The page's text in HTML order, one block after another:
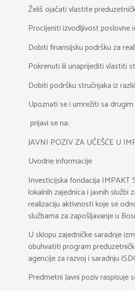
Želiš ojačati vlastite
Procijeniti izvodljivost poslovne
Dobiti finansijsku podršku za
Pokrenuti ili unaprijediti vlastiti
Dobiti podršku stručnjaka iz
Upoznati se i umrežiti sa
prijavi se na:
JAVNI POZIV ZA UČEŠĆE U
Uvodne informacije
Investicijska fondacija IMPAKT
lokalnih zajednica i javnih
realizaciju aktivnosti koje se
službama za zapošljavanje u
U sklopu zajedničke saradnje
obuhvatiti program
agencije za razvoj i saradnju
Predmetni Javni poziv